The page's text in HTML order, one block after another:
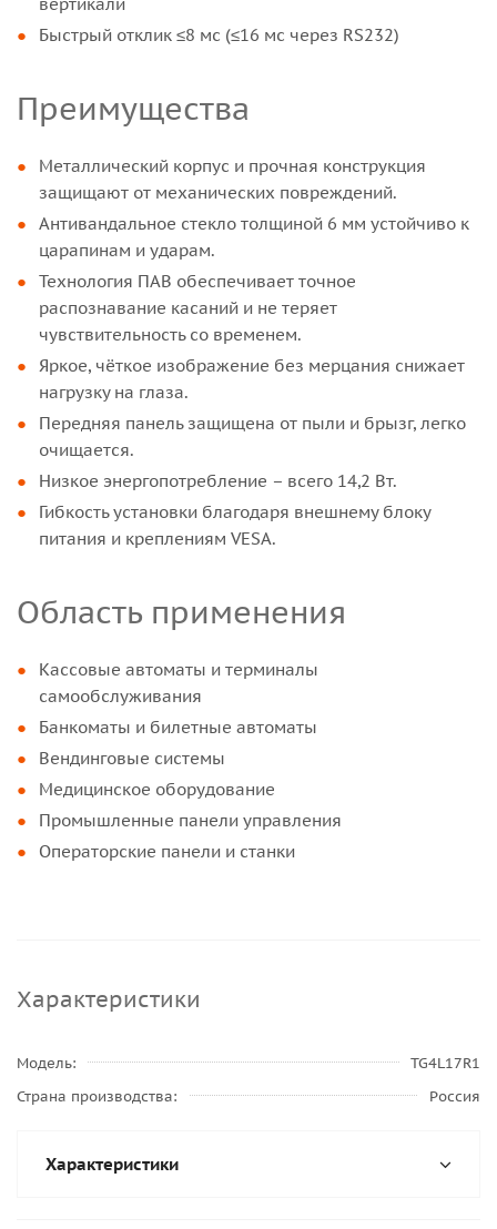
Быстрый отклик ≤8 мс (≤16 мс через RS232)
Преимущества
Металлический корпус и прочная конструкция
защищают от механических повреждений.
Антивандальное стекло толщиной 6 мм устойчиво к
царапинам и ударам.
Технология ПАВ обеспечивает точное
распознавание касаний и не теряет
чувствительность со временем.
Яркое, чёткое изображение без мерцания снижает
нагрузку на глаза.
Передняя панель защищена от пыли и брызг, легко
очищается.
Низкое энергопотребление – всего 14,2 Вт.
Гибкость установки благодаря внешнему блоку
питания и креплениям VESA.
Область применения
Кассовые автоматы и терминалы
самообслуживания
Банкоматы и билетные автоматы
Вендинговые системы
Медицинское оборудование
Промышленные панели управления
Операторские панели и станки
Характеристики
Модель
TG4L17R1
Страна производства
Россия
Характеристики